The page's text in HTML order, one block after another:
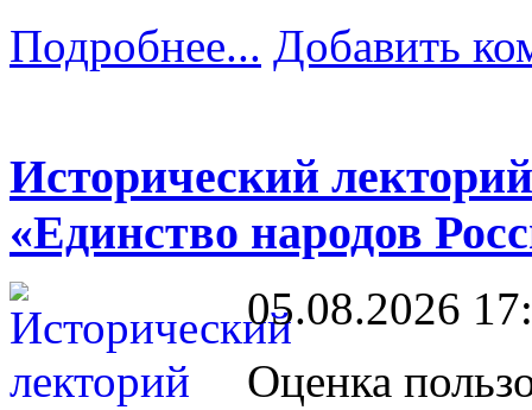
Подробнее... Добавить
Исторический
«Единство народов
05.08.2026
Оценка